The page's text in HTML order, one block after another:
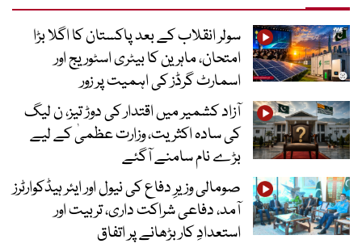
سولر انقلاب کے بعد پاکستان کا اگلا بڑا
امتحان، ماہرین کا بیٹری اسٹوریج اور
اسمارٹ گرڈز کی اہمیت پر زور
آزاد کشمیر میں اقتدار کی دوڑ تیز، ن لیگ
کی سادہ اکثریت، وزارت عظمیٰ کے لیے
بڑے نام سامنے آگئے
صومالی وزیرِ دفاع کی نیول اور ایئر ہیڈکوارٹرز
آمد، دفاعی شراکت داری، تربیت اور
استعدادِ کار بڑھانے پر اتفاق